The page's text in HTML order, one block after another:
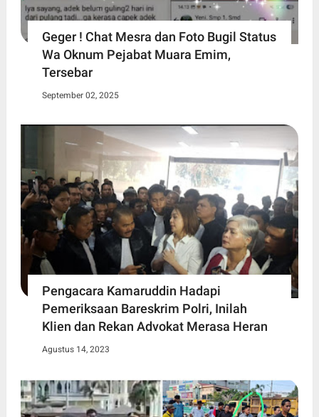
Geger ! Chat Mesra dan Foto Bugil Status
Wa Oknum Pejabat Muara Emim,
Tersebar
September 02, 2025
Pengacara Kamaruddin Hadapi
Pemeriksaan Bareskrim Polri, Inilah
Klien dan Rekan Advokat Merasa Heran
Agustus 14, 2023